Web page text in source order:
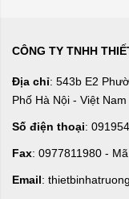
CÔNG TY TNHH
Địa chỉ: 543b E2
Phố Hà Nội - Việt Nam
Số điện thoại:
Fax: 0977811980 -
Email: